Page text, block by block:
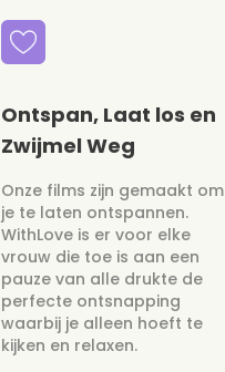
Ontspan, Laat los en
Zwijmel Weg
Onze films zijn gemaakt om
je te laten ontspannen.
WithLove is er voor elke
vrouw die toe is aan een
pauze van alle drukte de
perfecte ontsnapping
waarbij je alleen hoeft te
kijken en relaxen.